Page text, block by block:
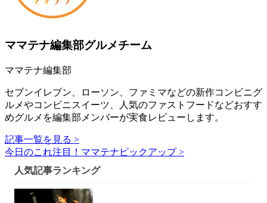
ママテナ編集部グルメチーム
ママテナ編集部
セブンイレブン、ローソン、ファミマなどの新作コンビニグ
ルメやコンビニスイーツ、人気のファストフードなどおすす
めグルメを編集部メンバーが実食レビューします。
記事一覧を見る >
今日のこれ注目！ママテナピックアップ >
人気記事ランキング